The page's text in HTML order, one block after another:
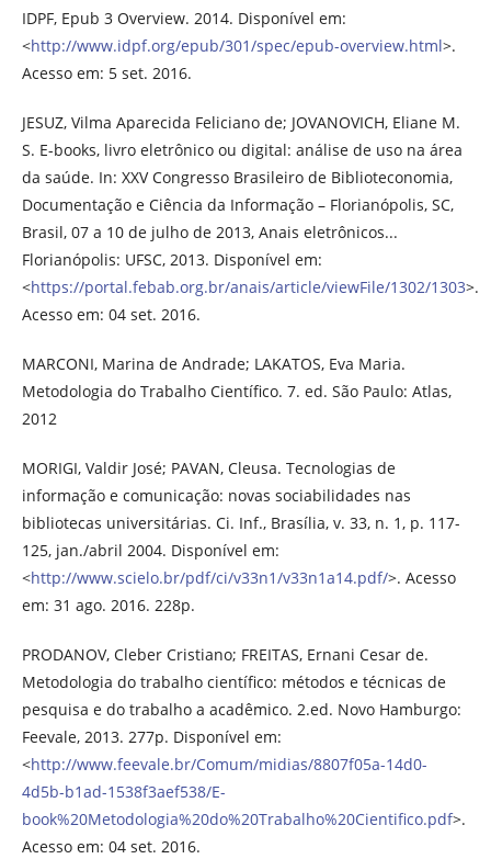
IDPF, Epub 3 Overview. 2014. Disponível em:
<http://www.idpf.org/epub/301/spec/epub-overview.html>.
Acesso em: 5 set. 2016.
JESUZ, Vilma Aparecida Feliciano de; JOVANOVICH, Eliane M.
S. E-books, livro eletrônico ou digital: análise de uso na área
da saúde. In: XXV Congresso Brasileiro de Biblioteconomia,
Documentação e Ciência da Informação – Florianópolis, SC,
Brasil, 07 a 10 de julho de 2013, Anais eletrônicos...
Florianópolis: UFSC, 2013. Disponível em:
<https://portal.febab.org.br/anais/article/viewFile/1302/1303>.
Acesso em: 04 set. 2016.
MARCONI, Marina de Andrade; LAKATOS, Eva Maria.
Metodologia do Trabalho Científico. 7. ed. São Paulo: Atlas,
2012
MORIGI, Valdir José; PAVAN, Cleusa. Tecnologias de
informação e comunicação: novas sociabilidades nas
bibliotecas universitárias. Ci. Inf., Brasília, v. 33, n. 1, p. 117-
125, jan./abril 2004. Disponível em:
<http://www.scielo.br/pdf/ci/v33n1/v33n1a14.pdf/>. Acesso
em: 31 ago. 2016. 228p.
PRODANOV, Cleber Cristiano; FREITAS, Ernani Cesar de.
Metodologia do trabalho científico: métodos e técnicas de
pesquisa e do trabalho a acadêmico. 2.ed. Novo Hamburgo:
Feevale, 2013. 277p. Disponível em:
<http://www.feevale.br/Comum/midias/8807f05a-14d0-
4d5b-b1ad-1538f3aef538/E-
book%20Metodologia%20do%20Trabalho%20Cientifico.pdf>.
Acesso em: 04 set. 2016.